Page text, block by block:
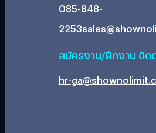
085-848-
2253
สมัครงาน/ฝึกงาน ติด
hr-